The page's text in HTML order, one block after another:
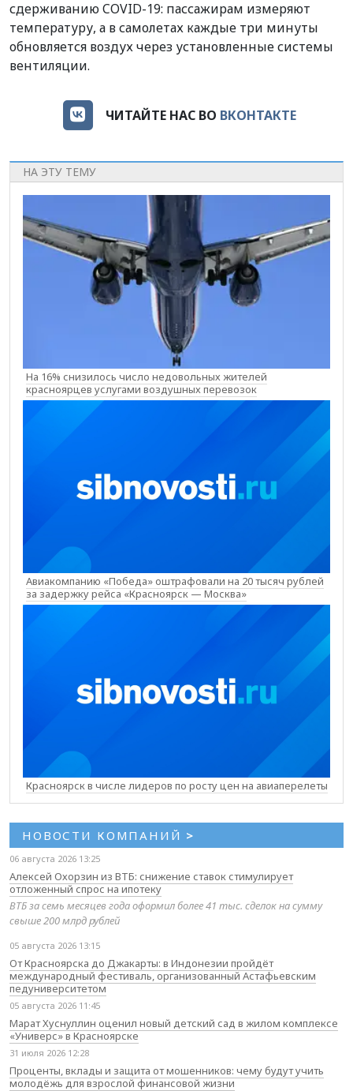
сдерживанию COVID-19: пассажирам измеряют
температуру, а в самолетах каждые три минуты
обновляется воздух через установленные системы
вентиляции.
ЧИТАЙТЕ НАС ВО ВКОНТАКТЕ
НА ЭТУ ТЕМУ
На 16% снизилось число недовольных жителей
красноярцев услугами воздушных перевозок
Авиакомпанию «Победа» оштрафовали на 20 тысяч рублей
за задержку рейса «Красноярск — Москва»
Красноярск в числе лидеров по росту цен на авиаперелеты
НОВОСТИ КОМПАНИЙ >
06 августа 2026 13:25
Алексей Охорзин из ВТБ: снижение ставок стимулирует
отложенный спрос на ипотеку
ВТБ за семь месяцев года оформил более 41 тыс. сделок на сумму
свыше 200 млрд рублей
05 августа 2026 13:15
От Красноярска до Джакарты: в Индонезии пройдёт
международный фестиваль, организованный Астафьевским
педуниверситетом
05 августа 2026 11:45
Марат Хуснуллин оценил новый детский сад в жилом комплексе
«Универс» в Красноярске
31 июля 2026 12:28
Проценты, вклады и защита от мошенников: чему будут учить
молодёжь для взрослой финансовой жизни